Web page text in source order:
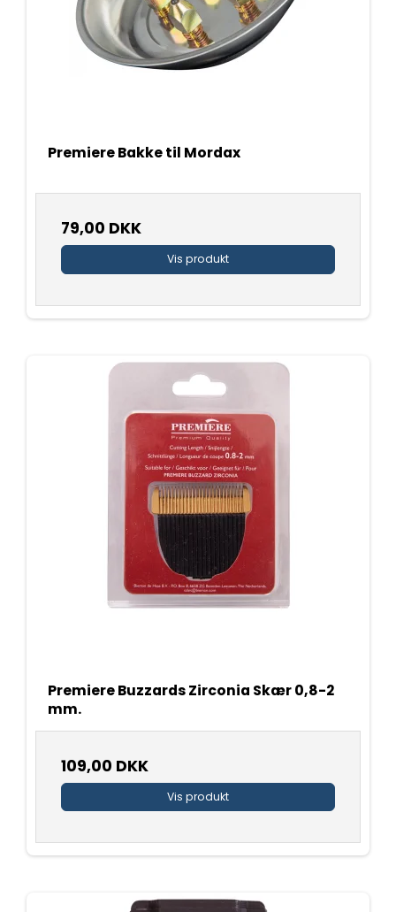
Premiere Bakke til Mordax
79,00 DKK
Vis produkt
Premiere Buzzards Zirconia Skær 0,8-2
mm.
109,00 DKK
Vis produkt